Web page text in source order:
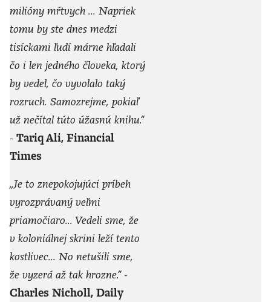
milióny mŕtvych ... Napriek
tomu by ste dnes medzi
tisíckami ľudí márne hľadali
čo i len jedného človeka, ktorý
by vedel, čo vyvolalo taký
rozruch. Samozrejme, pokiaľ
už nečítal túto úžasnú knihu.“
- Tariq Ali, Financial
Times
„Je to znepokojujúci príbeh
vyrozprávaný veľmi
priamočiaro... Vedeli sme, že
v koloniálnej skrini leží tento
kostlivec... No netušili sme,
že vyzerá až tak hrozne.“-
Charles Nicholl, Daily